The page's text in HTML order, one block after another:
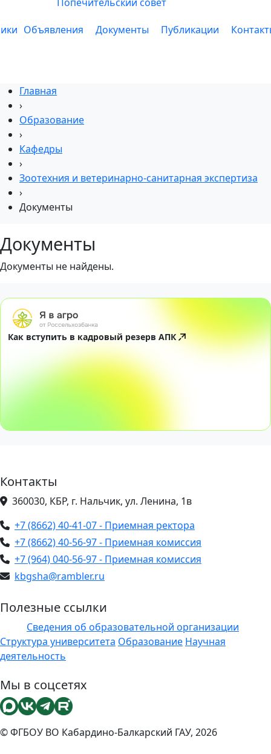
Объявления Документы Публикации
Главная
›
Образование
›
Кафедры
›
Зоотехния и ветеринарно-санитарная экспертиза
›
Документы
Документы
Документы не найдены.
Как вступить в кадровый резерв АПК
Контакты
360030, КБР, г. Нальчик, ул. Ленина, 1в
+7 (8662) 40-41-07 - Приемная ректора
+7 (8662) 40-56-97 - Приемная комиссия
+7 (964) 040-56-97 - Приемная комиссия
kbgsha@rambler.ru
Полезные ссылки
Сведения об образовательной организации
Структура университета Образование Научная
деятельность
Мы в соцсетях
© ФГБОУ ВО Кабардино-Балкарский ГАУ, 2026